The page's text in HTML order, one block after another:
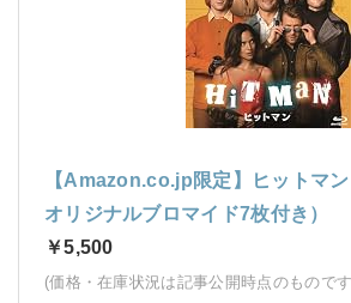
【Amazon.co.jp限定】ヒットマ
オリジナルブロマイド7枚付き）
￥5,500
(価格・在庫状況は記事公開時点のもので